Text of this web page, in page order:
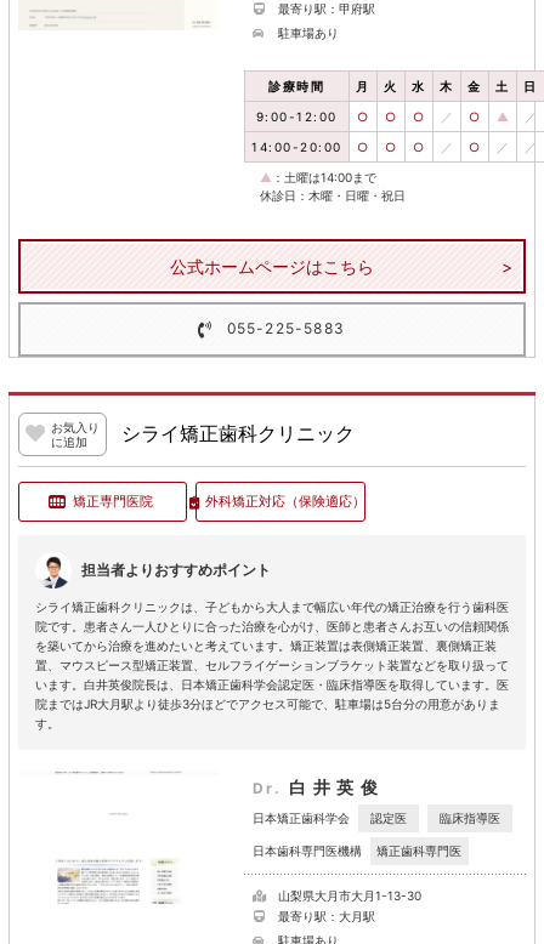
最寄り駅：甲府駅
駐車場あり
診療時間 月 火 水 木 金 土 日
9:00-12:00 ○ ○ ○ ／ ○ ▲ ／
14:00-20:00 ○ ○ ○ ／ ○ ／ ／
▲ ：土曜は14:00まで
休診日：木曜・日曜・祝日
公式ホームページはこちら
055-225-5883
お気入り
に追加
シライ矯正歯科クリニック
矯正専門医院 外科矯正対応（保険適応）
担当者よりおすすめポイント
シライ矯正歯科クリニックは、子どもから大人まで幅広い年代の矯正治療を行う歯科医
院です。患者さん一人ひとりに合った治療を心がけ、医師と患者さんお互いの信頼関係
を築いてから治療を進めたいと考えています。矯正装置は表側矯正装置、裏側矯正装
置、マウスピース型矯正装置、セルフライゲーションブラケット装置などを取り扱って
います。白井英俊院長は、日本矯正歯科学会認定医・臨床指導医を取得しています。医
院まではJR大月駅より徒歩3分ほどでアクセス可能で、駐車場は5台分の用意がありま
す。
Dr. 白井英俊
日本矯正歯科学会 認定医 臨床指導医
日本歯科専門医機構 矯正歯科専門医
山梨県大月市大月1-13-30
最寄り駅：大月駅
駐車場あり